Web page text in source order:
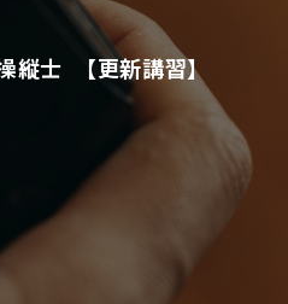
縦士 【更新講習】